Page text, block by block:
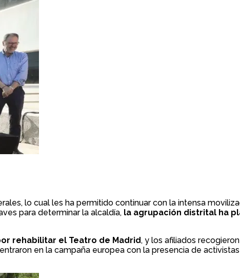
lo cual les ha permitido continuar con la intensa
para determinar la alcaldía, la agrupación distrital ha
rehabilitar el Teatro de Madrid, y los afiliados
en la campaña europea con la presencia de